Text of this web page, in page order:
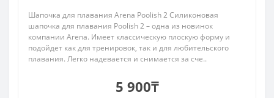
Шапочка для плавания Arena Poolish 2 Силиконовая
шапочка для плавания Poolish 2 – одна из новинок
компании Arena. Имеет классическую плоскую форму и
подойдет как для тренировок, так и для любительского
плавания. Легко надевается и снимается за сче..
5 900₸